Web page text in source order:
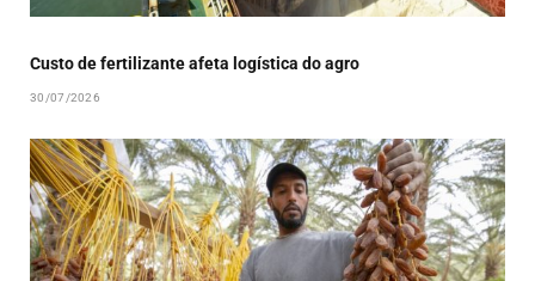
Custo de fertilizante afeta logística do agro
30/07/2026